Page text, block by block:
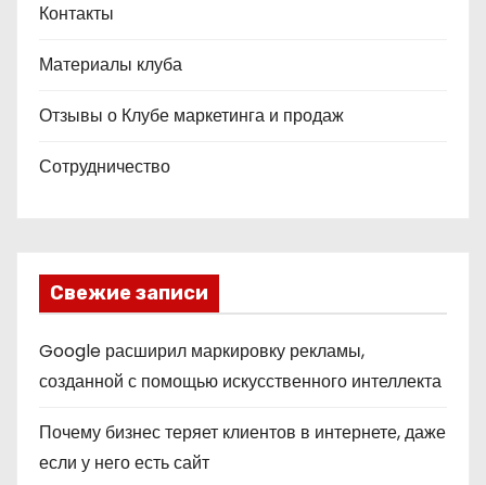
Контакты
Материалы клуба
Отзывы о Клубе маркетинга и продаж
Сотрудничество
Свежие записи
Google расширил маркировку рекламы,
созданной с помощью искусственного интеллекта
Почему бизнес теряет клиентов в интернете, даже
если у него есть сайт